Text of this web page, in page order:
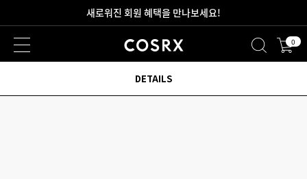
2만원 이상 무료 배송
0
DETAILS